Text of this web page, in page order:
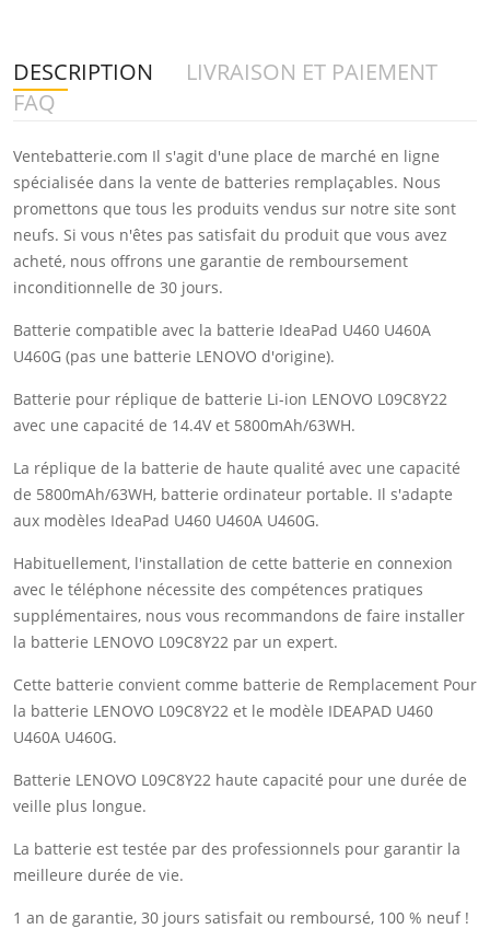
DESCRIPTION
LIVRAISON ET PAIEMENT
FAQ
Ventebatterie.com Il s'agit d'une place de marché en ligne
spécialisée dans la vente de batteries remplaçables. Nous
promettons que tous les produits vendus sur notre site sont
neufs. Si vous n'êtes pas satisfait du produit que vous avez
acheté, nous offrons une garantie de remboursement
inconditionnelle de 30 jours.
Batterie compatible avec la batterie IdeaPad U460 U460A
U460G (pas une batterie LENOVO d'origine).
Batterie pour réplique de batterie Li-ion LENOVO L09C8Y22
avec une capacité de 14.4V et 5800mAh/63WH.
La réplique de la batterie de haute qualité avec une capacité
de 5800mAh/63WH, batterie ordinateur portable. Il s'adapte
aux modèles IdeaPad U460 U460A U460G.
Habituellement, l'installation de cette batterie en connexion
avec le téléphone nécessite des compétences pratiques
supplémentaires, nous vous recommandons de faire installer
la batterie LENOVO L09C8Y22 par un expert.
Cette batterie convient comme batterie de Remplacement Pour
la batterie LENOVO L09C8Y22 et le modèle IDEAPAD U460
U460A U460G.
Batterie LENOVO L09C8Y22 haute capacité pour une durée de
veille plus longue.
La batterie est testée par des professionnels pour garantir la
meilleure durée de vie.
1 an de garantie, 30 jours satisfait ou remboursé, 100 % neuf !